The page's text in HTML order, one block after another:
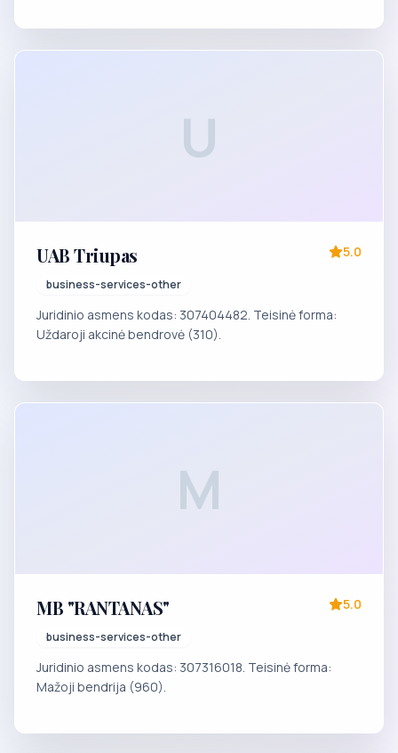
U
UAB Triupas
business-services-other
5.0
Juridinio asmens kodas: 307404482. Teisinė forma:
Uždaroji akcinė bendrovė (310).
M
MB "RANTANAS"
business-services-other
5.0
Juridinio asmens kodas: 307316018. Teisinė forma:
Mažoji bendrija (960).